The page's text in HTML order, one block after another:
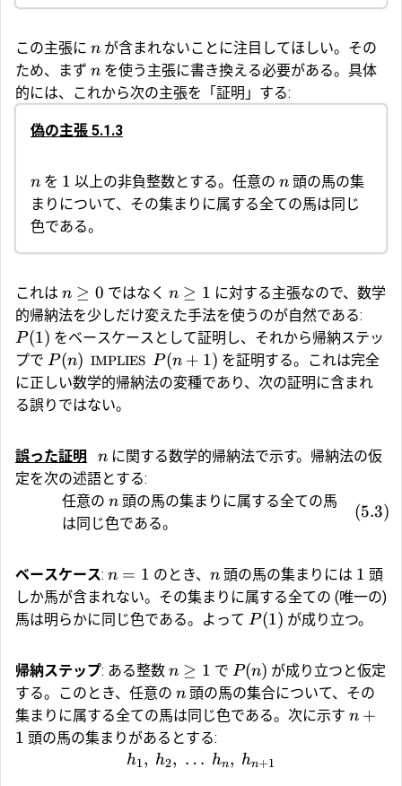
この主張に n が含まれないことに注目してほしい。その
ため、まず n を使う主張に書き換える必要がある。具体
的には、これから次の主張を「証明」する:
偽の主張 5.1.3
n を 1 以上の非負整数とする。任意の n 頭の馬の集
まりについて、その集まりに属する全ての馬は同じ
色である。
これは n ≥ 0 ではなく n ≥ 1 に対する主張なので、数学
的帰納法を少しだけ変えた手法を使うのが自然である:
P(1) をベースケースとして証明し、それから帰納ステッ
プで P(n) IMPLIES P(n + 1) を証明する。これは完全
に正しい数学的帰納法の変種であり、次の証明に含まれ
る誤りではない。
誤った証明 n に関する数学的帰納法で示す。帰納法の仮
定を次の述語とする:
任意の n 頭の馬の集まりに属する全ての馬
は同じ色である。
(5.3)
ベースケース: n = 1 のとき、 n頭の馬の集まりには 1 頭
しか馬が含まれない。その集まりに属する全ての (唯一の)
馬は明らかに同じ色である。よって P(1) が成り立つ。
帰納ステップ: ある整数 n ≥ 1 で P(n) が成り立つと仮定
する。このとき、任意の n 頭の馬の集合について、その
集まりに属する全ての馬は同じ色である。次に示す n +
1 頭の馬の集まりがあるとする:
h1, h2, … hn, hn+1